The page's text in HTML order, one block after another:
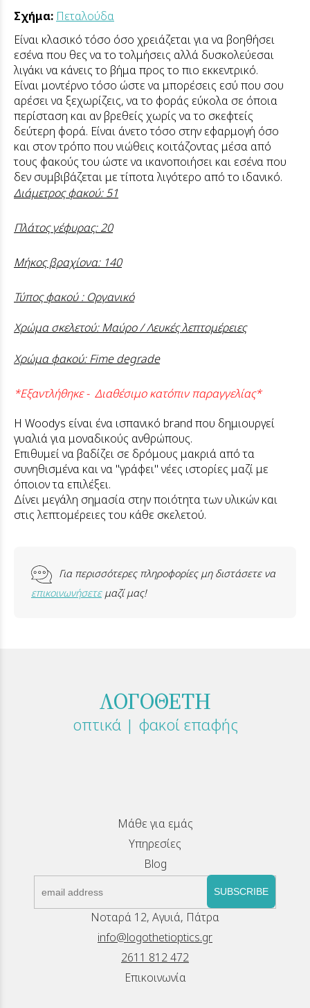
Σχήμα: Πεταλούδα
Είναι κλασικό τόσο όσο χρειάζεται για να βοηθήσει
εσένα που θες να το τολμήσεις αλλά δυσκολεύεσαι
λιγάκι να κάνεις το βήμα προς το πιο εκκεντρικό.
Είναι μοντέρνο τόσο ώστε να μπορέσεις εσύ που σου
αρέσει να ξεχωρίζεις, να το φοράς εύκολα σε όποια
περίσταση και αν βρεθείς χωρίς να το σκεφτείς
δεύτερη φορά. Είναι άνετο τόσο στην εφαρμογή όσο
και στον τρόπο που νιώθεις κοιτάζοντας μέσα από
τους φακούς του ώστε να ικανοποιήσει και εσένα που
δεν συμβιβάζεται με τίποτα λιγότερο από το ιδανικό.
Διάμετρος φακού: 51
Πλάτος γέφυρας: 20
Μήκος βραχίονα: 140
Τύπος φακού : Οργανικό
Χρώμα σκελετού: Μαύρο / Λευκές λεπτομέρειες
Χρώμα φακού: Fime degrade
*Εξαντλήθηκε - Διαθέσιμο κατόπιν παραγγελίας*
Η Woodys είναι ένα ισπανικό brand που δημιουργεί
γυαλιά για μοναδικούς ανθρώπους.
Επιθυμεί να βαδίζει σε δρόμους μακριά από τα
συνηθισμένα και να "γράφει" νέες ιστορίες μαζί με
όποιον τα επιλέξει.
Δίνει μεγάλη σημασία στην ποιότητα των υλικών και
στις λεπτομέρειες του κάθε σκελετού.
Για περισσότερες πληροφορίες μη διστάσετε να
επικοινωνήσετεμαζί μας!
ΛΟΓΟΘΕΤΗ
οπτικά | φακοί επαφής
Μάθε για εμάς
Υπηρεσίες
Blog
SUBSCRIBE
Νοταρά 12, Αγυιά, Πάτρα
info@logothetioptics.gr
2611 812 472
Επικοινωνία